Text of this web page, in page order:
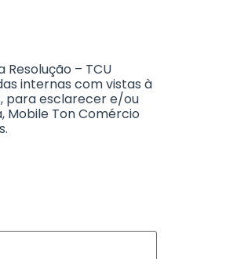
Resolução – TCU
internas com vistas à
para esclarecer e/ou
Mobile Ton Comércio